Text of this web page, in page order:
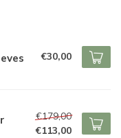
€30,00
€179,00
€113,00